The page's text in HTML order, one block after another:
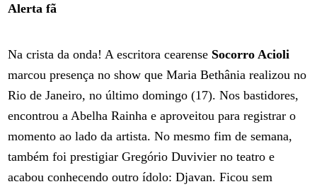
Alerta fã
Na crista da onda! A escritora cearense Socorro Acioli
marcou presença no show que Maria Bethânia realizou no
Rio de Janeiro, no último domingo (17). Nos bastidores,
encontrou a Abelha Rainha e aproveitou para registrar o
momento ao lado da artista. No mesmo fim de semana,
também foi prestigiar Gregório Duvivier no teatro e
acabou conhecendo outro ídolo: Djavan. Ficou sem